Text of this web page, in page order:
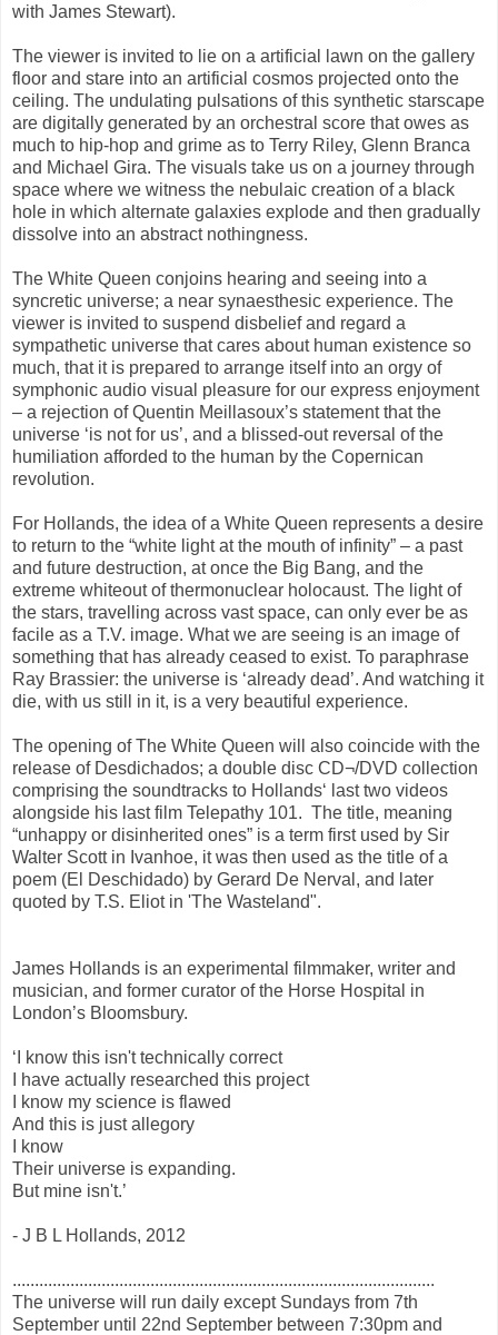
with James Stewart).
The viewer is invited to lie on a artificial lawn on the gallery
floor and stare into an artificial cosmos projected onto the
ceiling. The undulating pulsations of this synthetic starscape
are digitally generated by an orchestral score that owes as
much to hip-hop and grime as to Terry Riley, Glenn Branca
and Michael Gira. The visuals take us on a journey through
space where we witness the nebulaic creation of a black
hole in which alternate galaxies explode and then gradually
dissolve into an abstract nothingness.
The White Queen conjoins hearing and seeing into a
syncretic universe; a near synaesthesic experience. The
viewer is invited to suspend disbelief and regard a
sympathetic universe that cares about human existence so
much, that it is prepared to arrange itself into an orgy of
symphonic audio visual pleasure for our express enjoyment
– a rejection of Quentin Meillasoux’s statement that the
universe ‘is not for us’, and a blissed-out reversal of the
humiliation afforded to the human by the Copernican
revolution.
For Hollands, the idea of a White Queen represents a desire
to return to the “white light at the mouth of infinity” – a past
and future destruction, at once the Big Bang, and the
extreme whiteout of thermonuclear holocaust. The light of
the stars, travelling across vast space, can only ever be as
facile as a T.V. image. What we are seeing is an image of
something that has already ceased to exist. To paraphrase
Ray Brassier: the universe is ‘already dead’. And watching it
die, with us still in it, is a very beautiful experience.
The opening of The White Queen will also coincide with the
release of Desdichados; a double disc CD¬/DVD collection
comprising the soundtracks to Hollands‘ last two videos
alongside his last film Telepathy 101. The title, meaning
“unhappy or disinherited ones” is a term first used by Sir
Walter Scott in Ivanhoe, it was then used as the title of a
poem (El Deschidado) by Gerard De Nerval, and later
quoted by T.S. Eliot in 'The Wasteland".
James Hollands is an experimental filmmaker, writer and
musician, and former curator of the Horse Hospital in
London’s Bloomsbury.
‘I know this isn't technically correct
I have actually researched this project
I know my science is flawed
And this is just allegory
I know
Their universe is expanding.
But mine isn't.’
- J B L Hollands, 2012
...............................................................................................
The universe will run daily except Sundays from 7th
September until 22nd September between 7:30pm and